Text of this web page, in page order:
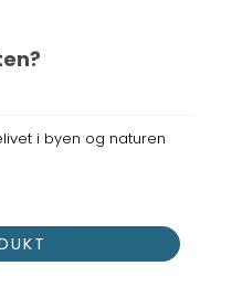
i byen og naturen